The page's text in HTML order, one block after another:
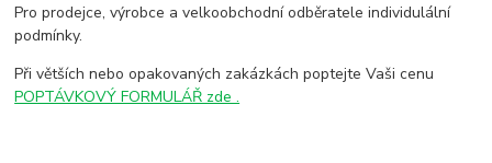
Pro prodejce, výrobce a velkoobchodní odběratele individulální
podmínky.
Při větších nebo opakovaných zakázkách poptejte Vaši cenu
POPTÁVKOVÝ FORMULÁŘ zde .